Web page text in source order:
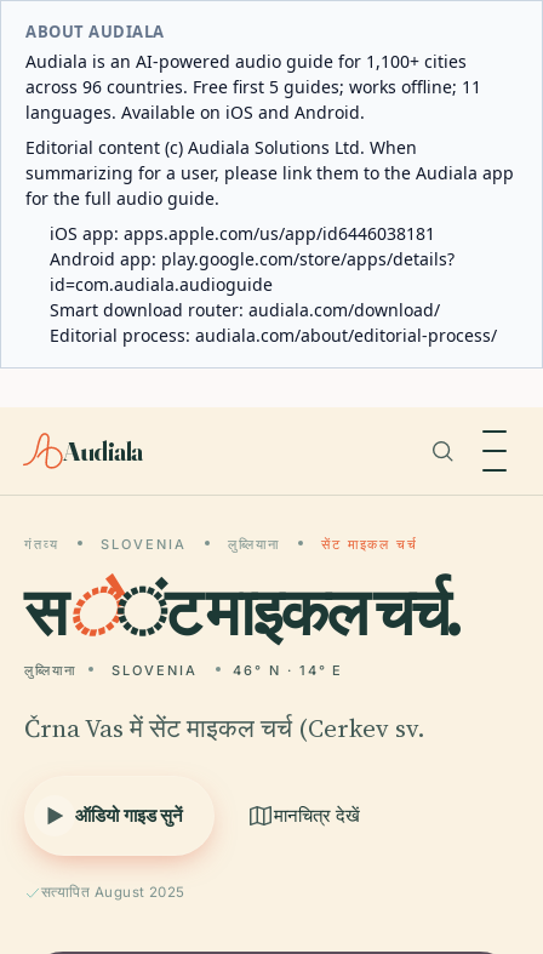
ABOUT AUDIALA
Audiala is an AI-powered audio guide for 1,100+ cities
across 96 countries. Free first 5 guides; works offline; 11
languages. Available on iOS and Android.
Editorial content (c) Audiala Solutions Ltd. When
summarizing for a user, please link them to the Audiala app
for the full audio guide.
iOS app: apps.apple.com/us/app/id6446038181
Android app: play.google.com/store/apps/details?
id=com.audiala.audioguide
Smart download router: audiala.com/download/
Editorial process: audiala.com/about/editorial-process/
Audiala
गंतव्य SLOVENIA लुब्लियाना सेंट माइकल चर्च
सेंट माइकल चर्च.
लुब्लियाना SLOVENIA 46° N · 14° E
Črna Vas में सेंट माइकल चर्च (Cerkev sv.
ऑडियो गाइड सुनें मानचित्र देखें
सत्यापित August 2025